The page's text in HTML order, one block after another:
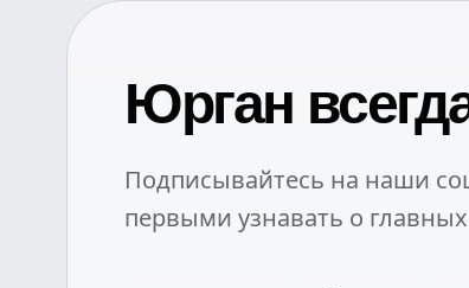
Юрган
Подписывайтесь на наши
первыми узнавать о